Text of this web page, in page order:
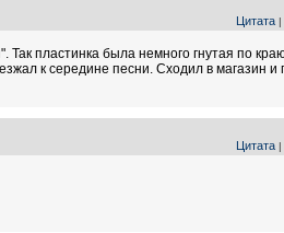
Цитата |
пластинка была немного гнутая по
к середине песни. Сходил в магазин и
Цитата |